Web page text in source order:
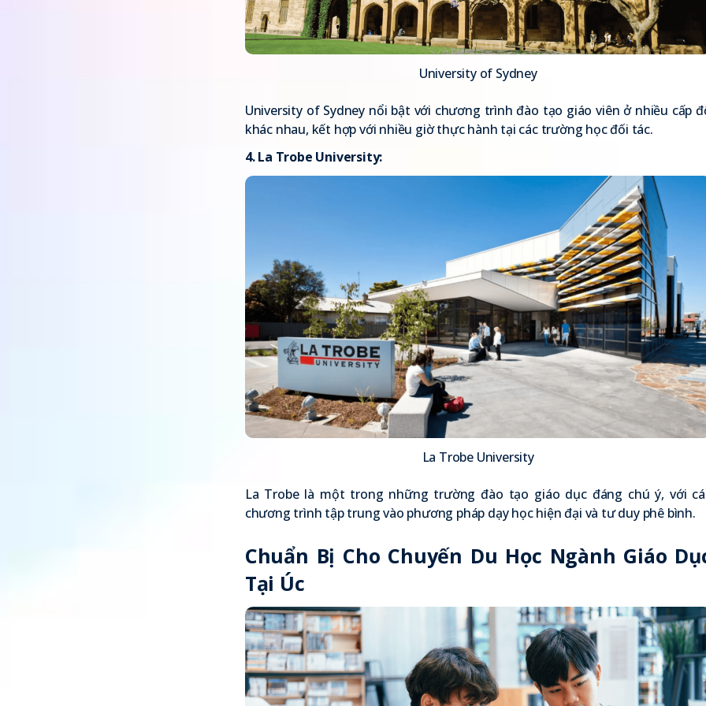
University of Sydney
University of Sydney nổi bật với chương trình đào tạo giáo viên ở nhiều cấp
khác nhau, kết hợp với nhiều giờ thực hành tại các trường học đối tác.
4.La Trobe University:
La Trobe University
La Trobe là một trong những trường đào tạo giáo dục đáng chú ý, với
chương trình tập trung vào phương pháp dạy học hiện đại và tư duy phê bình.
Chuẩn Bị Cho Chuyến Du Học Ngành Giáo
Tại Úc